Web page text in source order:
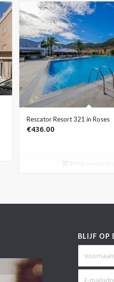
Rescator Resort 321 in Roses
€436.00
BLIJF OP